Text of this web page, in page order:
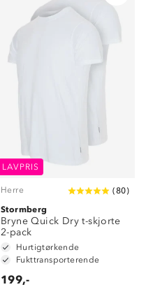
LAVPRIS
Herre (80)
Stormberg
Bryne Quick Dry t-skjorte
2-pack
Hurtigtørkende
Fukttransporterende
199,-